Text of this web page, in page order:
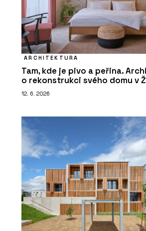
ARCHITEKTURA
Tam, kde je pivo a peřina.
o rekonstrukci svého domu v
12. 6. 2026